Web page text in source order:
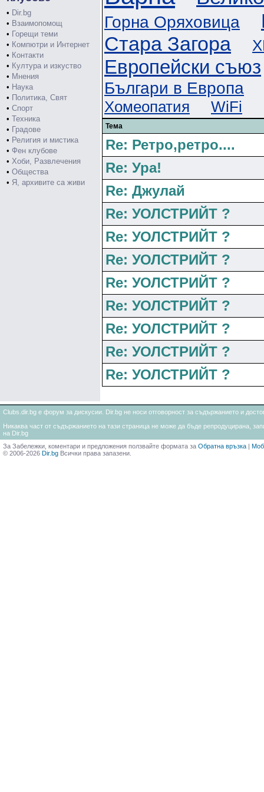
• Dir.bg
• Взаимопомощ
• Горещи теми
• Компютри и Интернет
• Контакти
• Култура и изкуство
• Мнения
• Наука
• Политика, Свят
• Спорт
• Техника
• Градове
• Религия и мистика
• Фен клубове
• Хоби, Развлечения
• Общества
• Я, архивите са живи
Горна Оряховица
Стара Загора
Европейски съюз
Българи в Европа
Хомеопатия WiFi
Тема
Re: Ретро,ретро....
Re: Ура!
Re: Джулай
Re: УОЛСТРИЙТ ?
Re: УОЛСТРИЙТ ?
Re: УОЛСТРИЙТ ?
Re: УОЛСТРИЙТ ?
Re: УОЛСТРИЙТ ?
Re: УОЛСТРИЙТ ?
Re: УОЛСТРИЙТ ?
Re: УОЛСТРИЙТ ?
Clubs.dir.bg е форум за дискусии. Dir.bg не носи отговорност за съдържанието и
Никаква част от съдържанието на тази страница не може да бъде репродуцирана,
на Dir.bg
За Забележки, коментари и предложения ползвайте формата за Обратна връзка |
© 2006-2026 Dir.bg Всички права запазени.